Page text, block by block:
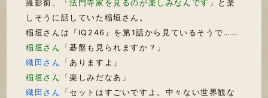
撮影前、「法門寺家を見るのが楽しみなんです 」と楽
しそうに話していた稲垣さん。
稲垣さんは『IQ246』を第1話から見ているそうで……
稲垣さん
「碁盤も見られますか？」
織田さん
「ありますよ」
稲垣さん
「楽しみだなあ」
織田さん
「セットはすごいですよ。中々ない世界観な